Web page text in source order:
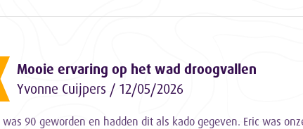
Mooie ervaring op het wad droogvallen
Yvonne Cuijpers / 12/05/2026
was 90 geworden en hadden dit als kado gegeven. Eric was